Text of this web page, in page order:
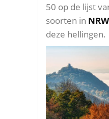
50 op de lijst
soorten in NRW
deze hellingen.